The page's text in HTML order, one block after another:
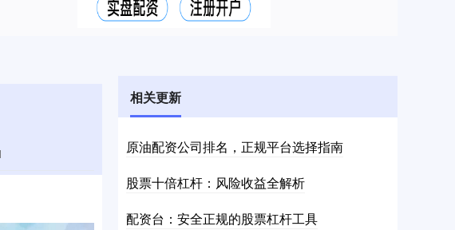
相关更新
原油配资公司排名，正规平台选择指南
股票十倍杠杆：风险收益全解析
配资台：安全正规的股票杠杆工具